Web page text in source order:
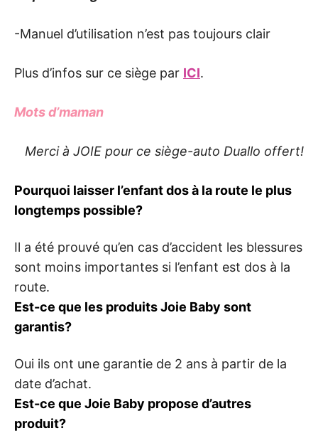
-Manuel d’utilisation n’est pas toujours clair
Plus d’infos sur ce siège par ICI.
Mots d’maman
Merci à JOIE pour ce siège-auto Duallo offert!
Pourquoi laisser l’enfant dos à la route le plus
longtemps possible?
Il a été prouvé qu’en cas d’accident les blessures
sont moins importantes si l’enfant est dos à la
route.
Est-ce que les produits Joie Baby sont
garantis?
Oui ils ont une garantie de 2 ans à partir de la
date d’achat.
Est-ce que Joie Baby propose d’autres
produit?